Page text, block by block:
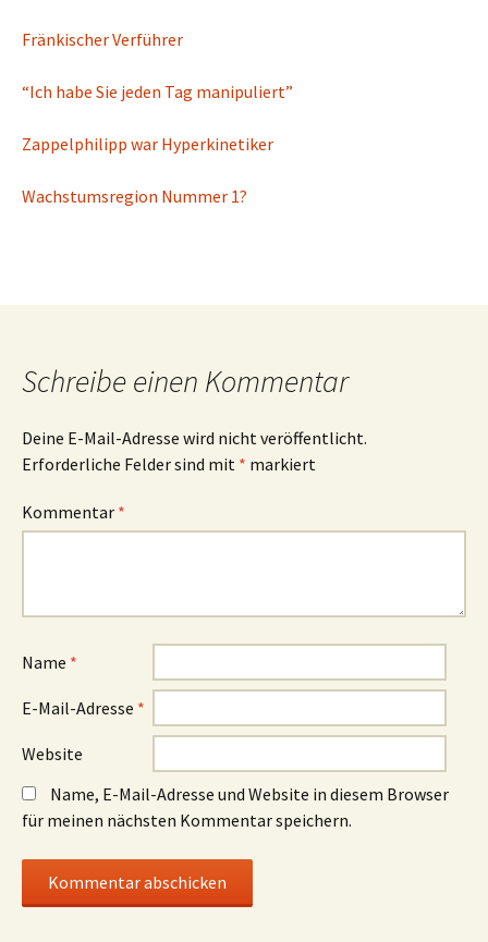
Fränkischer Verführer
“Ich habe Sie jeden Tag manipuliert”
Zappelphilipp war Hyperkinetiker
Wachstumsregion Nummer 1?
Schreibe einen Kommentar
Deine E-Mail-Adresse wird nicht veröffentlicht.
Erforderliche Felder sind mit * markiert
Kommentar *
Name *
E-Mail-Adresse *
Website
Name, E-Mail-Adresse und Website in diesem Browser
für meinen nächsten Kommentar speichern.